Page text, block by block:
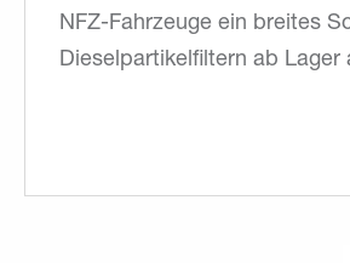
NFZ-Fahrzeuge ein breites
Dieselpartikelfiltern ab Lager